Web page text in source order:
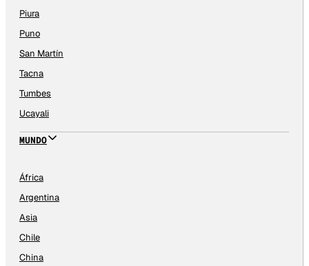
Piura
Puno
San Martín
Tacna
Tumbes
Ucayali
MUNDO
África
Argentina
Asia
Chile
China